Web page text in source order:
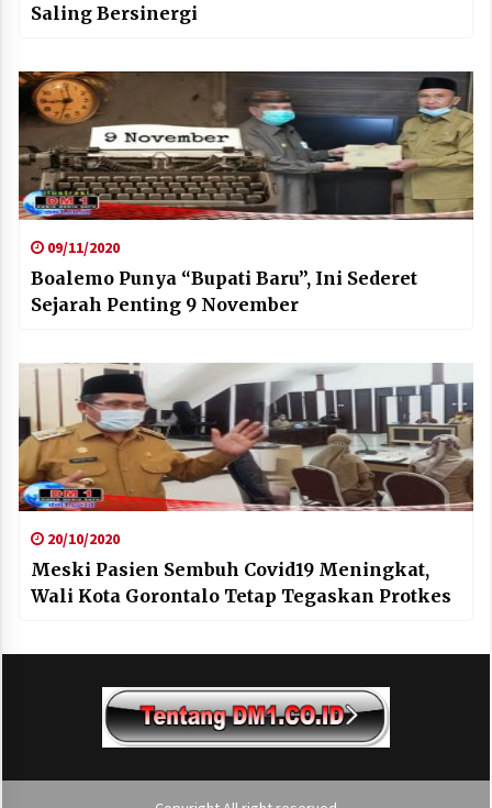
Saling Bersinergi
09/11/2020
Boalemo Punya “Bupati Baru”, Ini Sederet
Sejarah Penting 9 November
20/10/2020
Meski Pasien Sembuh Covid19 Meningkat,
Wali Kota Gorontalo Tetap Tegaskan Protkes